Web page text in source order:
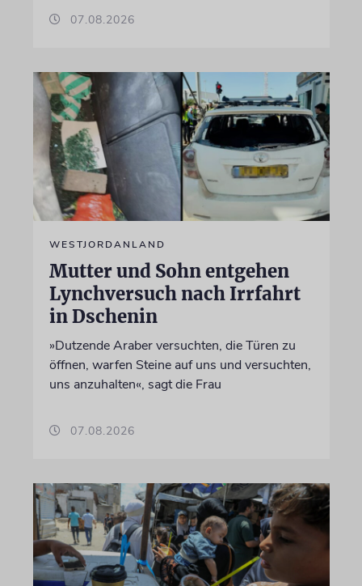
07.08.2026
WESTJORDANLAND
Mutter und Sohn entgehen
Lynchversuch nach Irrfahrt
in Dschenin
»Dutzende Araber versuchten, die Türen zu
öffnen, warfen Steine auf uns und versuchten,
uns anzuhalten«, sagt die Frau
07.08.2026